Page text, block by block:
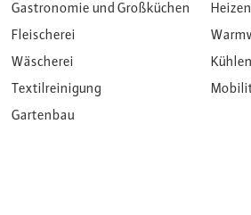
Gastronomie und Großküchen
Fleischerei
Wäscherei
Textilreinigung
Gartenbau
Heizen